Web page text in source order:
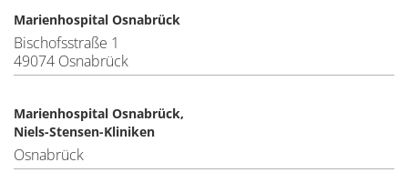
Marienhospital Osnabrück
Bischofsstraße 1
49074 Osnabrück
Marienhospital Osnabrück,
Niels-Stensen-Kliniken
Osnabrück